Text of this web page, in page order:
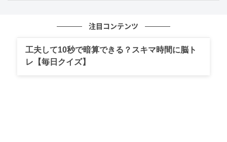
洋髪と清掃が示す“看護”注目コンテンツ
工夫して10秒で暗算できる？スキマ時間に脳ト
レ【毎日クイズ】